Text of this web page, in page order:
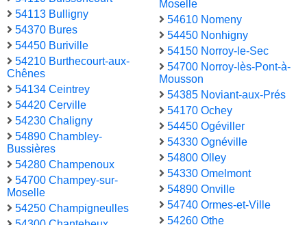
54113 Bulligny
54370 Bures
54450 Buriville
54210 Burthecourt-aux-
Chênes
54134 Ceintrey
54420 Cerville
54230 Chaligny
54890 Chambley-
Bussières
54280 Champenoux
54700 Champey-sur-
Moselle
54250 Champigneulles
Moselle
54610 Nomeny
54450 Nonhigny
54150 Norroy-le-Sec
54700 Norroy-lès-Pont-à-
Mousson
54385 Noviant-aux-Prés
54170 Ochey
54450 Ogéviller
54330 Ognéville
54800 Olley
54330 Omelmont
54890 Onville
54740 Ormes-et-Ville
54260 Othe